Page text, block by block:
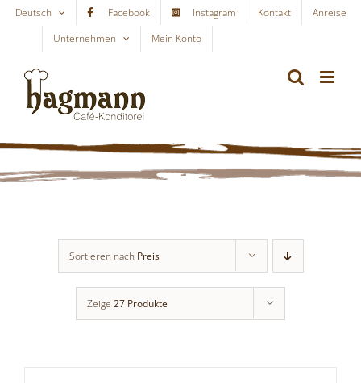
Skip
content
Deutsch Facebook Instagram Kontakt
Anreise
Unternehmen
Mein Konto
Sortieren nach Preis
Zeige 27 Produkte